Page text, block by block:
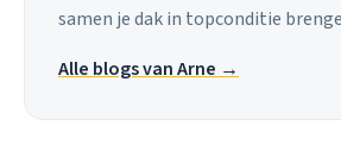
samen je dak in topconditie
Alle blogs van Arne →